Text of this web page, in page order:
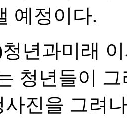
예정이다.
년과미래
청년들이
진을 그려